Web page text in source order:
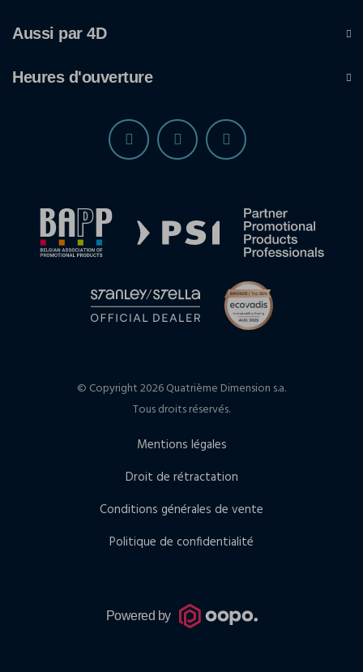
Aussi par 4D
Heures d'ouverture
© Copyright 2026 Quatrième Dimension s.a.
Tous droits réservés.
Mentions légales
Droit de rétractation
Conditions générales de vente
Politique de confidentialité
Powered by